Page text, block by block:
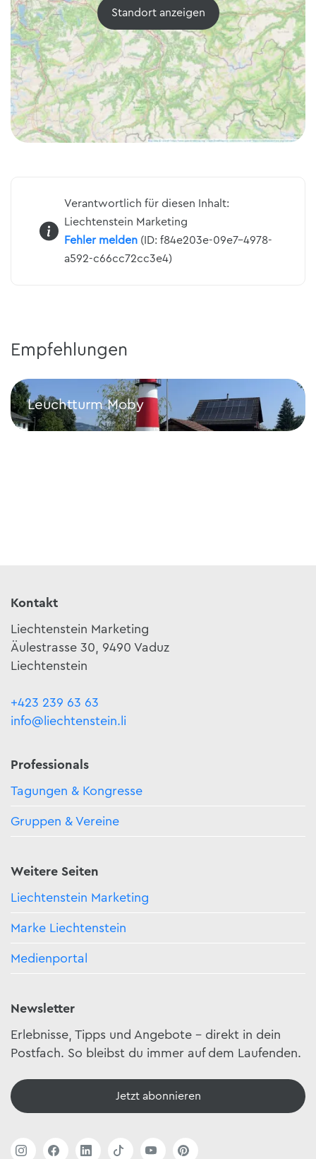
Standort anzeigen
Verantwortlich für diesen Inhalt:
Liechtenstein Marketing
Fehler melden(ID: f84e203e-09e7-4978-
a592-c66cc72cc3e4)
Empfehlungen
Leuchtturm Moby
Leuchtturm Moby
Kontakt
Liechtenstein Marketing
Äulestrasse 30, 9490 Vaduz
Liechtenstein
+423 239 63 63
info@liechtenstein.li
Professionals
Tagungen & Kongresse
Gruppen & Vereine
Weitere Seiten
Liechtenstein Marketing
Marke Liechtenstein
Medienportal
Newsletter
Erlebnisse, Tipps und Angebote – direkt in dein
Postfach. So bleibst du immer auf dem Laufenden.
Jetzt abonnieren